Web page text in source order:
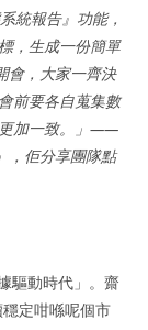
統報告』功能，
，生成一份簡單
會，大家一齊決
前要各自蒐集數
更加一致。」——
，佢分享團隊點
驅動時代」。齋
定咁喺呢個市